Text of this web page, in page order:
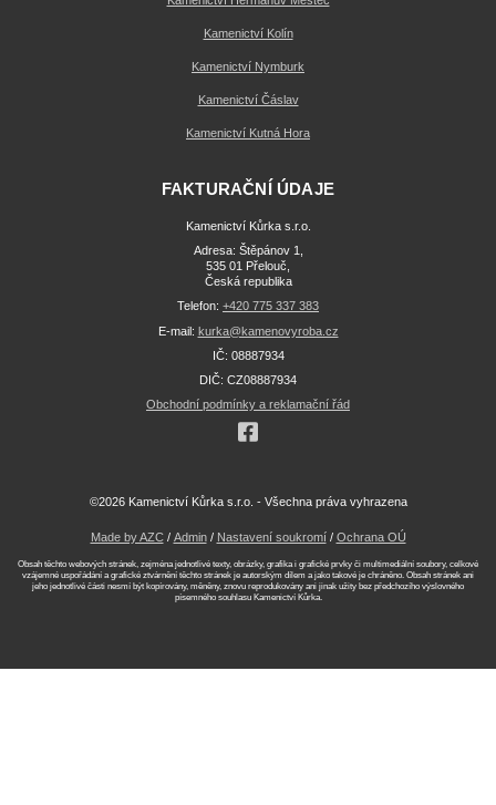
Kamenictví Kolín
Kamenictví Nymburk
Kamenictví Čáslav
Kamenictví Kutná Hora
FAKTURAČNÍ ÚDAJE
Kamenictví Kůrka s.r.o.
Adresa: Štěpánov 1,
535 01 Přelouč,
Česká republika
Telefon: +420 775 337 383
E-mail: kurka@kamenovyroba.cz
IČ: 08887934
DIČ: CZ08887934
Obchodní podmínky a reklamační řád
©2026 Kamenictví Kůrka s.r.o. - Všechna práva vyhrazena
Made by AZC/ Admin/ Nastavení soukromí/ Ochrana OÚ
Obsah těchto webových stránek, zejména jednotlivé texty, obrázky, grafika i grafické prvky či multimediální soubory, celkové
vzájemné uspořádání a grafické ztvárnění těchto stránek je autorským dílem a jako takové je chráněno. Obsah stránek ani
jeho jednotlivé části nesmí být kopírovány, měněny, znovu reprodukovány ani jinak užity bez předchozího výslovného
písemného souhlasu Kamenictví Kůrka.